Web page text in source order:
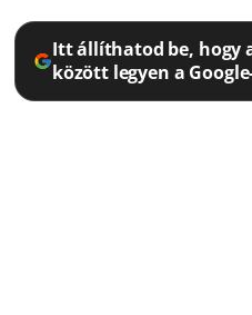
Itt állíthatod be, hogy
között legyen a